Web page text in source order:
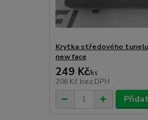
Krytka středového
new face
249 Kč/ks
206 Kč bez DPH